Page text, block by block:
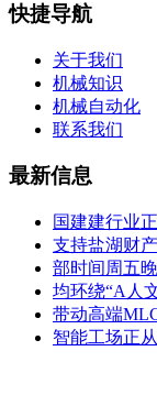
快捷导航
关于我们
机械知识
机械自动化
联系我们
最新信息
国建建行业
支持盐湖财
部时间周五
均环绕“A人
带动高端
智能工场正